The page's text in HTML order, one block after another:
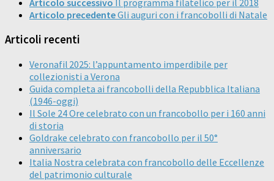
Articolo successivo Il programma filatelico per il 2018
Articolo precedenteGli auguri con i francobolli di Natale
Articoli recenti
Veronafil 2025: l’appuntamento imperdibile per
collezionisti a Verona
Guida completa ai francobolli della Repubblica Italiana
(1946-oggi)
Il Sole 24 Ore celebrato con un francobollo per i 160 anni
di storia
Goldrake celebrato con francobollo per il 50°
anniversario
Italia Nostra celebrata con francobollo delle Eccellenze
del patrimonio culturale